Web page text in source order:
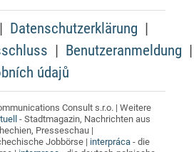
Datenschutzerklärung
Benutzeranmeldung
údajů
Consult s.r.o. | Weitere
- Stadtmagazin, Nachrichten aus
Presseschau |
Jobbörse | interpráca- die